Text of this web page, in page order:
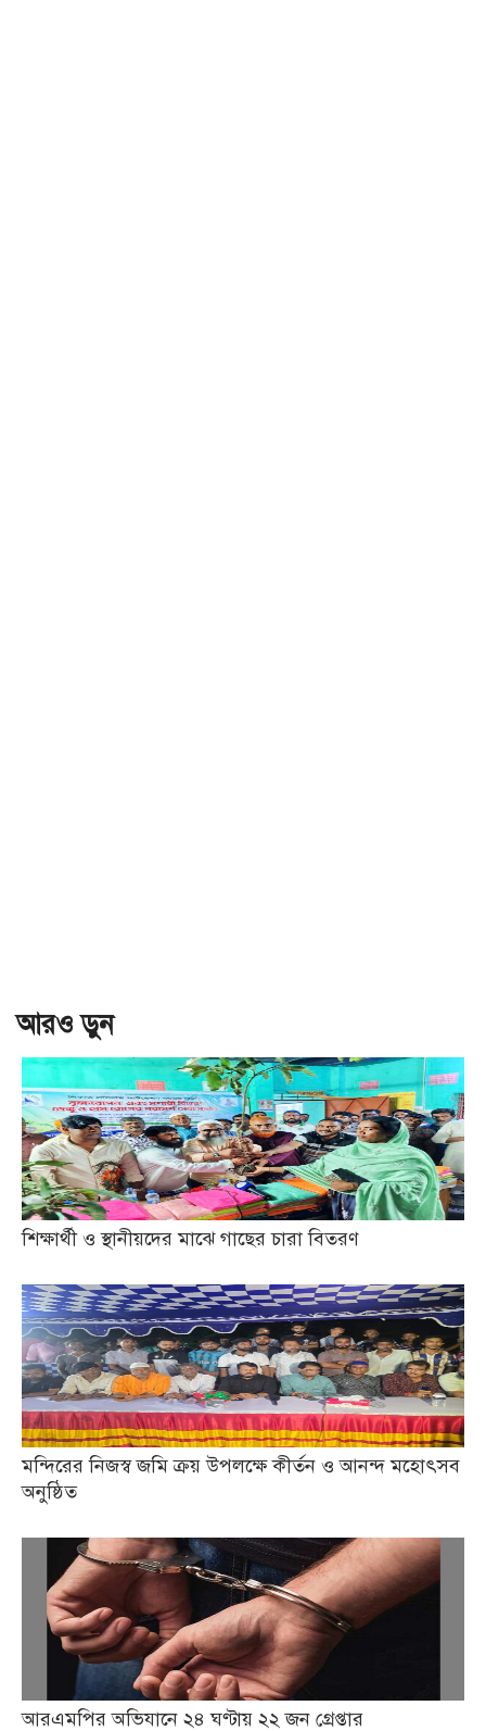
আরও ড়ুন
শিক্ষার্থী ও স্থানীয়দের মাঝে গাছের চারা বিতরণ
মন্দিরের নিজস্ব জমি ক্রয় উপলক্ষে কীর্তন ও আনন্দ মহোৎসব
অনুষ্ঠিত
আরএমপির অভিযানে ২৪ ঘণ্টায় ২২ জন গ্রেপ্তার